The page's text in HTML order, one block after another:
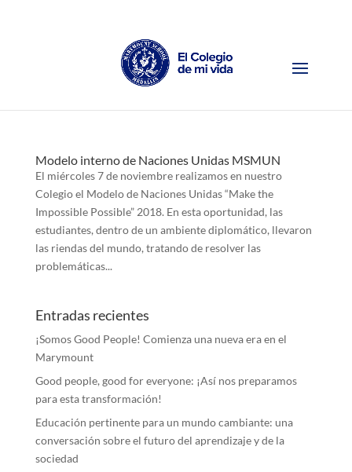
Modelo interno de Naciones Unidas MSMUN
El miércoles 7 de noviembre realizamos en nuestro
Colegio el Modelo de Naciones Unidas “Make the
Impossible Possible” 2018. En esta oportunidad, las
estudiantes, dentro de un ambiente diplomático, llevaron
las riendas del mundo, tratando de resolver las
problemáticas...
Entradas recientes
¡Somos Good People! Comienza una nueva era en el
Marymount
Good people, good for everyone: ¡Así nos preparamos
para esta transformación!
Educación pertinente para un mundo cambiante: una
conversación sobre el futuro del aprendizaje y de la
sociedad